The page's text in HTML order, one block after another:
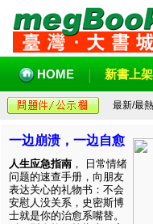
HOME 新書上架
最新/最
一边崩溃，一边自愈
人生应急指南 ， 日常情绪
问题的速查手册，向朋友
表达关心的礼物书：不会
安慰人没关系，史密斯博
士就是你的治愈系嘴替。